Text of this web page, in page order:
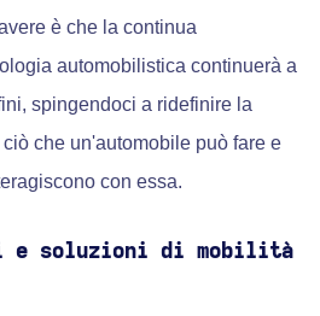
è che la continua
automobilistica continuerà a
spingendoci a ridefinire la
che un'automobile può fare e
con essa.
soluzioni di mobilità